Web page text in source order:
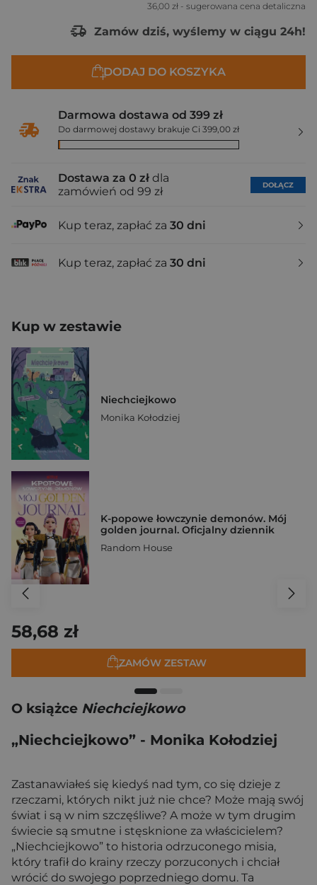
36,00 zł - sugerowana cena detaliczna
Zamów dziś, wyślemy w ciągu 24h!
DODAJ DO KOSZYKA
Darmowa dostawa od 399 zł
Do darmowej dostawy brakuje Ci 399,00 zł
Dostawa za 0 zł dla
zamówień od 99 zł
DOŁĄCZ
Kup teraz, zapłać za 30 dni
Kup teraz, zapłać za 30 dni
Kup w zestawie
Niechciejkowo
Monika Kołodziej
K-popowe łowczynie demonów. Mój
golden journal. Oficjalny dziennik
Random House
58,68 zł
ZAMÓW ZESTAW
O książce Niechciejkowo
„Niechciejkowo” - Monika Kołodziej
Zastanawiałeś się kiedyś nad tym, co się dzieje z
rzeczami, których nikt już nie chce? Może mają swój
świat i są w nim szczęśliwe? A może w tym drugim
świecie są smutne i stęsknione za właścicielem?
„Niechciejkowo” to historia odrzuconego misia,
który trafił do krainy rzeczy porzuconych i chciał
wrócić do swojego poprzedniego domu. Ta